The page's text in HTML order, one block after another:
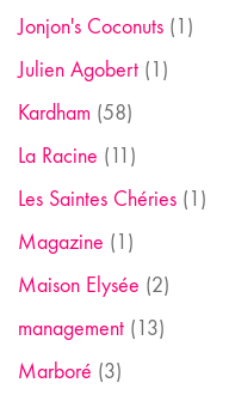
Jonjon's Coconuts (1)
Julien Agobert (1)
Kardham (58)
La Racine (11)
Les Saintes Chéries (1)
Magazine (1)
Maison Elysée (2)
management (13)
Marboré (3)